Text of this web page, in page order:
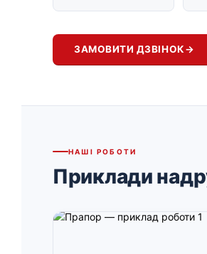
ЗАМОВИТИ ДЗВІНОК→
НАШІ РОБОТИ
Приклади